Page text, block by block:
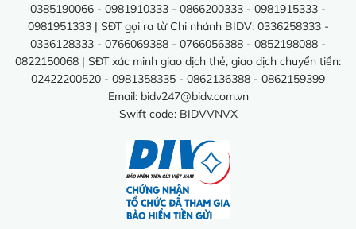
0385190066 - 0981910333 - 0866200333 - 0981915333 -
0981951333 | SĐT gọi ra từ Chi nhánh BIDV: 0336258333 -
0336128333 - 0766069388 - 0766056388 - 0852198088 -
0822150068 | SĐT xác minh giao dịch thẻ, giao dịch chuyển tiền:
02422200520 - 0981358335 - 0862136388 - 0862159399
Email: bidv247@bidv.com.vn
Swift code: BIDVVNVX